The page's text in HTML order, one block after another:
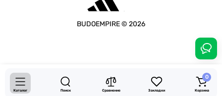
Каталог Поиск Сравнение Закладки
0
Корзина
4950.00 грн.
4455.00 грн.
Купить
BUDOEMPIRE © 2026